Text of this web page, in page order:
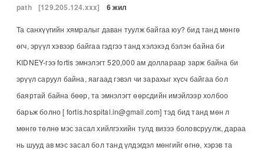
path [129.205.124.xxx] 6 жил
Та санхүүгийн хямралыг даван туулж байгаа юу? бид танд мөнгө
өгч, эрүүл хэвээр байгаа гэдгээ танд хэлэхэд бэлэн байна би
KIDNEY-гээ fortis эмнэлэгт 520,000 ам доллараар зарж байна би
эрүүл саруул байна, яагаад гэвэл чи зарахыг хүсч байгаа бол
баяртай байна бөөр, та эмнэлэгт өөрсдийн имэйлээр холбоо
барьж болно [ fortis.hospital.in@gmail.com] тэд бид танд мөн л
мөнгө төлнө мэс засал хийлгэхийн тулд визээ боловсруулж, дараа
нь шууд ав мэс засал бол танд үлдэгдэл мөнгийг өгнө, хэрэв та